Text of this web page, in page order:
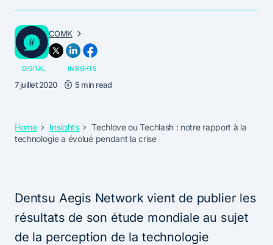
COMK
DIGITAL INSIGHTS
7 juillet 2020 5 min read
Home Insights
Techlove ou Techlash : notre rapport à la
technologie a évolué pendant la crise
Dentsu Aegis Network vient de publier les
résultats de son étude mondiale au sujet
de la perception de la technologie